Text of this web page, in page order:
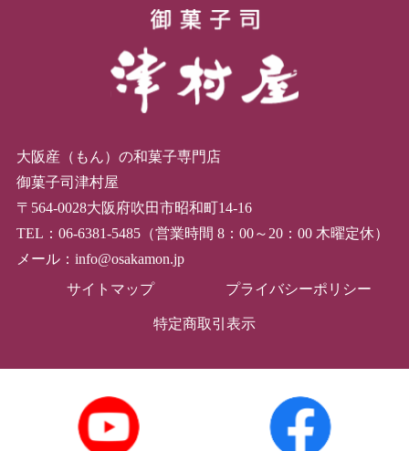
大阪産（もん）の和菓子専門店
御菓子司津村屋
〒564-0028大阪府吹田市昭和町14-16
TEL：06-6381-5485（営業時間 8：00～20：00 木曜定休）
メール：info@osakamon.jp
サイトマップ
プライバシーポリシー
特定商取引表示